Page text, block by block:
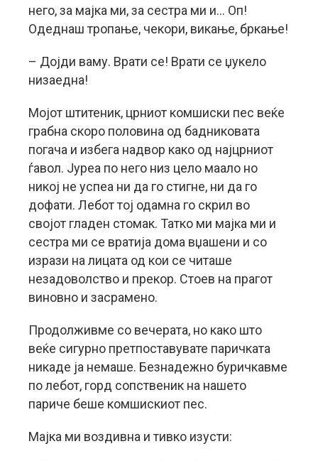
него, за мајка ми, за сестра ми и… Оп!
Одеднаш тропање, чекори, викање, бркање!
– Дојди ваму. Врати се! Врати се џукело
низаедна!
Мојот штитеник, црниот комшиски пес веќе
грабна скоро половина од бадниковата
погача и избега надвор како од најцрниот
ѓавол. Јуреа по него низ цело маало но
никој не успеа ни да го стигне, ни да го
дофати. Лебот тој одамна го скрил во
својот гладен стомак. Татко ми мајка ми и
сестра ми се вратија дома вџашени и со
изрази на лицата од кои се читаше
незадоволство и прекор. Стоев на прагот
виновно и засрамено.
Продолживме со вечерата, но како што
веќе сигурно претпоставувате паричката
никаде ја немаше. Безнадежно буричкавме
по лебот, горд сопственик на нашето
париче беше комшискиот пес.
Мајка ми воздивна и тивко изусти: